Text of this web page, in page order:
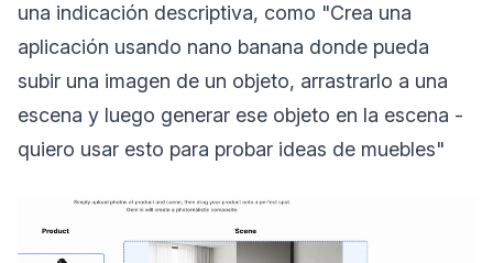
una indicación descriptiva, como "Crea una
aplicación usando nano banana donde pueda
subir una imagen de un objeto, arrastrarlo a una
escena y luego generar ese objeto en la escena -
quiero usar esto para probar ideas de muebles"